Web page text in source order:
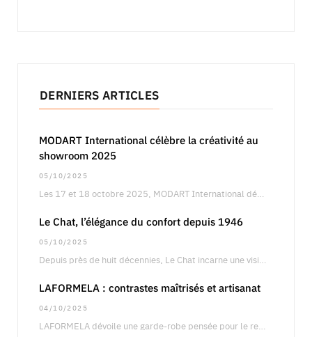
DERNIERS ARTICLES
MODART International célèbre la créativité au
showroom 2025
05/10/2025
Le Chat, l’élégance du confort depuis 1946
05/10/2025
LAFORMELA : contrastes maîtrisés et artisanat
04/10/2025